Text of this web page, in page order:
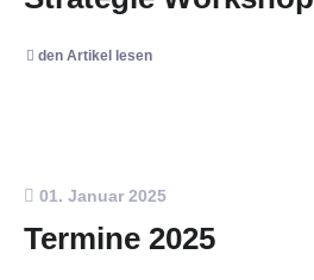
den Artikel lesen
01. Januar 2025
Termine 2025